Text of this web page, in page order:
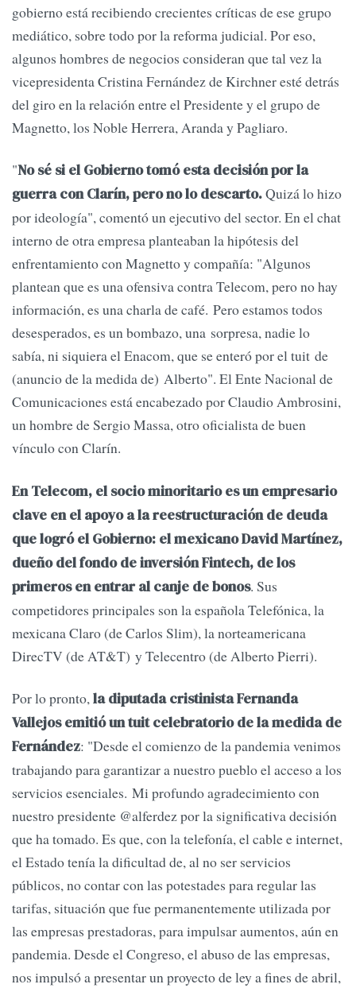
gobierno está recibiendo crecientes críticas de ese grupo
mediático, sobre todo por la reforma judicial. Por eso,
algunos hombres de negocios consideran que tal vez la
vicepresidenta Cristina Fernández de Kirchner esté detrás
del giro en la relación entre el Presidente y el grupo de
Magnetto, los Noble Herrera, Aranda y Pagliaro.
"No sé si el Gobierno tomó esta decisión por la
guerra con Clarín, pero no lo descarto.Quizá lo hizo
por ideología", comentó un ejecutivo del sector. En el chat
interno de otra empresa planteaban la hipótesis del
enfrentamiento con Magnetto y compañía: "Algunos
plantean que es una ofensiva contra Telecom, pero no hay
información, es una charla de café. Pero estamos todos
desesperados, es un bombazo, una sorpresa, nadie lo
sabía, ni siquiera el Enacom, que se enteró por el tuit de
(anuncio de la medida de) Alberto". El Ente Nacional de
Comunicaciones está encabezado por Claudio Ambrosini,
un hombre de Sergio Massa, otro oficialista de buen
vínculo con Clarín.
En Telecom, el socio minoritario es un empresario
clave en el apoyo a la reestructuración de deuda
que logró el Gobierno: el mexicano David Martínez,
dueño del fondo de inversión Fintech, de los
primeros en entrar al canje de bonos. Sus
competidores principales son la española Telefónica, la
mexicana Claro (de Carlos Slim), la norteamericana
DirecTV (de AT&T) y Telecentro (de Alberto Pierri).
Por lo pronto,la diputada cristinista Fernanda
Vallejos emitió un tuit celebratorio de la medida de
Fernández: "Desde el comienzo de la pandemia venimos
trabajando para garantizar a nuestro pueblo el acceso a los
servicios esenciales. Mi profundo agradecimiento con
nuestro presidente @alferdez por la significativa decisión
que ha tomado. Es que, con la telefonía, el cable e internet,
el Estado tenía la dificultad de, al no ser servicios
públicos, no contar con las potestades para regular las
tarifas, situación que fue permanentemente utilizada por
las empresas prestadoras, para impulsar aumentos, aún en
pandemia. Desde el Congreso, el abuso de las empresas,
nos impulsó a presentar un proyecto de ley a fines de abril,